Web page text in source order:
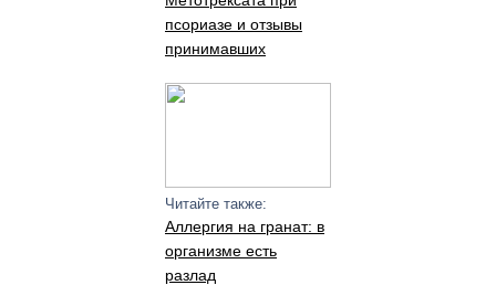
псориазе и отзывы
принимавших
Читайте также:
Аллергия на гранат: в
организме есть
разлад